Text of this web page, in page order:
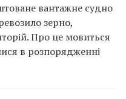
вантажне судно
зерно,
Про це мовиться
в розпорядженні